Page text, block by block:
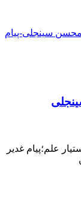
دوستیار علم؛پیام غدیر